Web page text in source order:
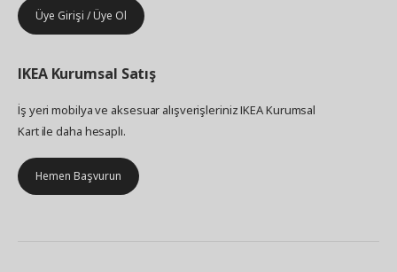
Üye Girişi / Üye Ol
IKEA Kurumsal Satış
İş yeri mobilya ve aksesuar alışverişleriniz IKEA Kurumsal
Kart ile daha hesaplı.
Hemen Başvurun